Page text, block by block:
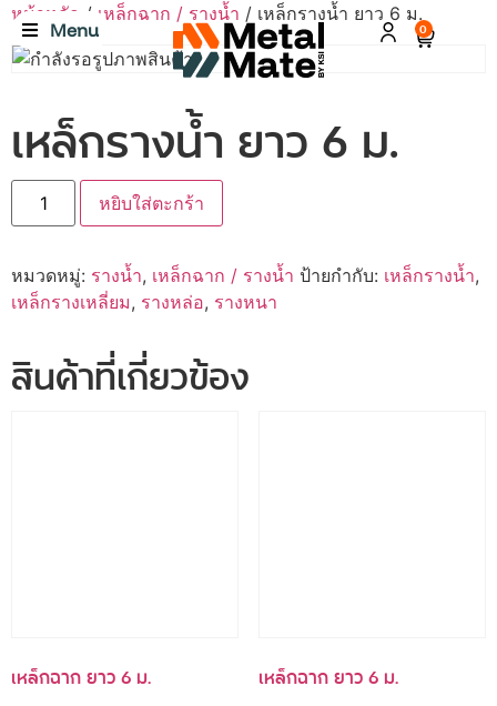
Menu 0
หน้าหลัก / เหล็กฉาก / รางน้ำ / เหล็กรางน้ำ ยาว 6 ม.
เหล็กรางน้ำ ยาว 6 ม.
หยิบใส่ตะกร้า
หมวดหมู่: รางน้ำ, เหล็กฉาก / รางน้ำ ป้ายกำกับ: เหล็กรางน้ำ,
เหล็กรางเหลี่ยม, รางหล่อ, รางหนา
สินค้าที่เกี่ยวข้อง
เหล็กฉาก ยาว 6 ม. เหล็กฉาก ยาว 6 ม.